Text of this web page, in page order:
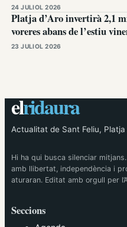
24 JULIOL 2026
Platja d’Aro invertirà 2,1
voreres abans de l’estiu
23 JULIOL 2026
elridaura
Actualitat de Sant Feliu, Platja
Hi ha qui busca silenciar
amb llibertat, independència i
aturaran. Editat amb orgull per
Seccions